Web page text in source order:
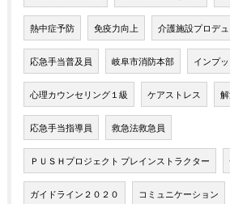
熱中症予防 免疫力向上 介護施設プロデ
応急手当普及員 岐阜市消防本部 インプ
心理カウンセリング１級 ケアストレス
応急手当指導員 救急法救急員
ＰＵＳＨプロジェクト プレインストラクター
ガイドライン２０２０ コミュニケーション